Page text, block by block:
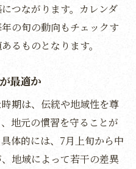
える新潟県お中元体験
中元限定品の楽しみ方
いお中元の魅力を満
の新潟県特有イベント
感謝と季節感を深める
つながります。カレンダ
の旬の動向もチェックす
るものとなります。
最適か
期は、伝統や地域性を尊
地元の慣習を守ることが
体的には、7月上旬から中
地域によって若干の差異